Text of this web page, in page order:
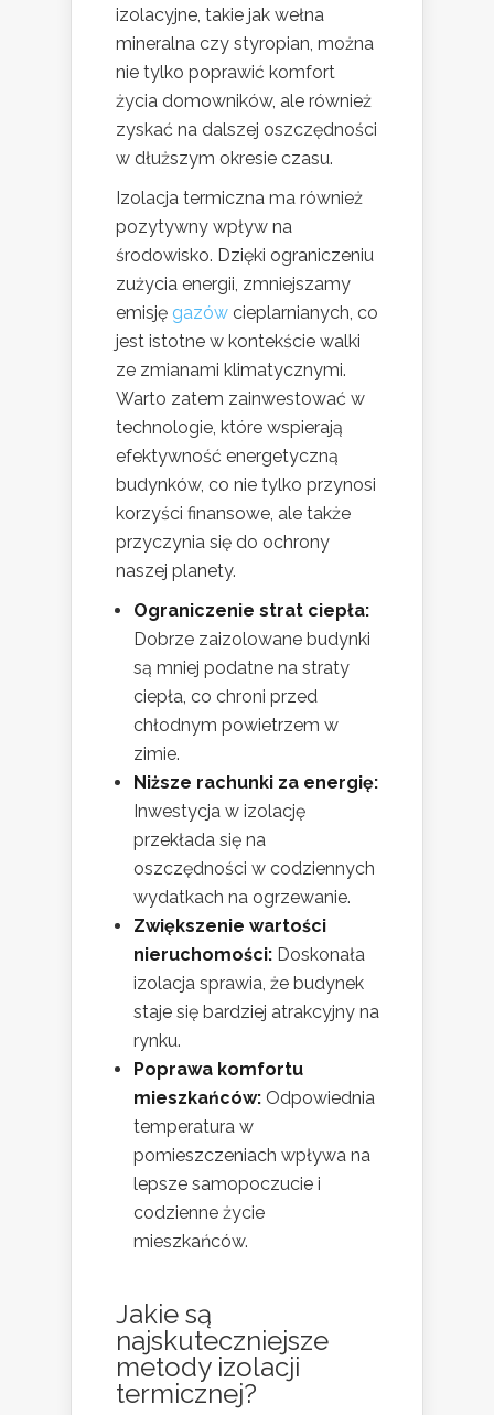
izolacyjne, takie jak wełna
mineralna czy styropian, można
nie tylko poprawić komfort
życia domowników, ale również
zyskać na dalszej oszczędności
w dłuższym okresie czasu.
Izolacja termiczna ma również
pozytywny wpływ na
środowisko. Dzięki ograniczeniu
zużycia energii, zmniejszamy
emisję gazów cieplarnianych, co
jest istotne w kontekście walki
ze zmianami klimatycznymi.
Warto zatem zainwestować w
technologie, które wspierają
efektywność energetyczną
budynków, co nie tylko przynosi
korzyści finansowe, ale także
przyczynia się do ochrony
naszej planety.
Ograniczenie strat ciepła:
Dobrze zaizolowane budynki
są mniej podatne na straty
ciepła, co chroni przed
chłodnym powietrzem w
zimie.
Niższe rachunki za energię:
Inwestycja w izolację
przekłada się na
oszczędności w codziennych
wydatkach na ogrzewanie.
Zwiększenie wartości
nieruchomości: Doskonała
izolacja sprawia, że budynek
staje się bardziej atrakcyjny na
rynku.
Poprawa komfortu
mieszkańców: Odpowiednia
temperatura w
pomieszczeniach wpływa na
lepsze samopoczucie i
codzienne życie
mieszkańców.
Jakie są
najskuteczniejsze
metody izolacji
termicznej?